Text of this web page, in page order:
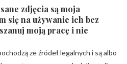
zdjęcia są moja
się na używanie ich bez
moją pracę i nie
ze źródeł legalnych i są albo